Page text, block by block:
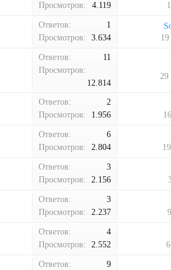
Просмотров:
4.119
Ответов:
1
Просмотров:
3.634
Ответов:
11
Просмотров:
12.814
29
Ответов:
2
Просмотров:
1.956
Ответов:
6
Просмотров:
2.804
Ответов:
3
Просмотров:
2.156
Ответов:
3
Просмотров:
2.237
Ответов:
4
Просмотров:
2.552
Ответов: 9